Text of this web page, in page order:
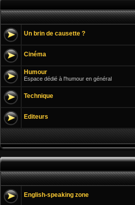
Un brin de causette ?
Cinéma
Humour
Espace dédié à l'humour en général
Technique
Editeurs
English-speaking zone